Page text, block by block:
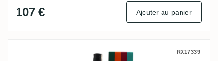
107 € Ajouter au panier
CoR Jamaica 2008 RX17339